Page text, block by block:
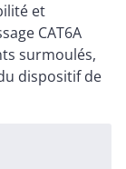
et
CAT6A
surmoulés,
dispositif de